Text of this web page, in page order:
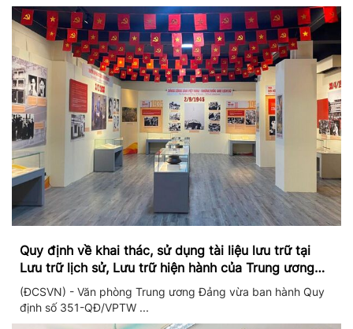
Quy định về khai thác, sử dụng tài liệu lưu trữ tại
Lưu trữ lịch sử, Lưu trữ hiện hành của Trung ương
Đảng và Văn phòng Trung ương Đảng
(ĐCSVN) - Văn phòng Trung ương Đảng vừa ban hành Quy
định số 351-QĐ/VPTW ...